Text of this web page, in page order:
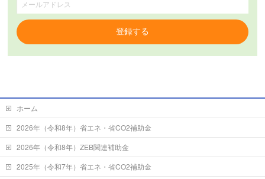
登録する
ホーム
2026年（令和8年）省エネ・省CO2補助金
2026年（令和8年）ZEB関連補助金
2025年（令和7年）省エネ・省CO2補助金